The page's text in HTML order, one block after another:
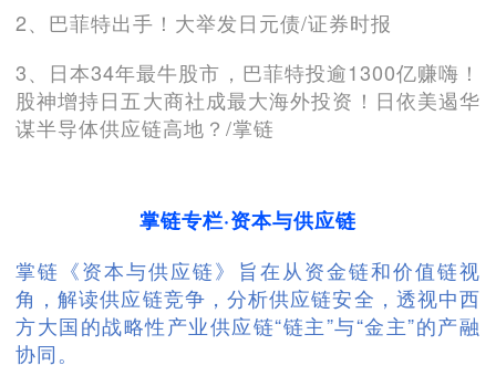
2、巴菲特出手！大举发日元债/证券时报
3、日本34年最牛股市，巴菲特投逾1300亿赚嗨！
股神增持日五大商社成最大海外投资！日依美遏华
谋半导体供应链高地？/掌链
掌链专栏·资本与供应链
掌链《资本与供应链》旨在从资金链和价值链视
角，解读供应链竞争，分析供应链安全，透视中西
方大国的战略性产业供应链“链主”与“金主”的产融
协同。